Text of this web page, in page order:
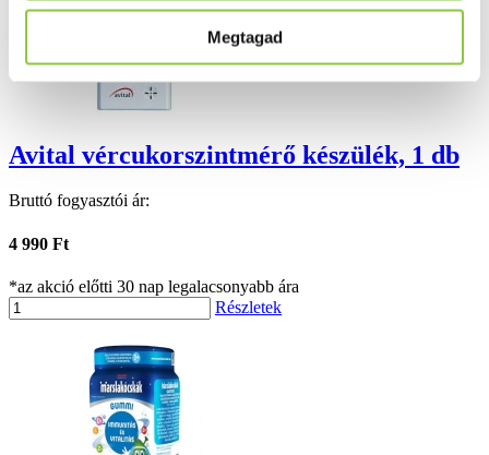
Megtagad
Avital vércukorszintmérő készülék, 1 db
Bruttó fogyasztói ár:
4 990 Ft
*az akció előtti 30 nap legalacsonyabb ára
Részletek